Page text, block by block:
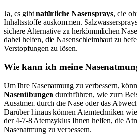
Ja, es gibt natürliche Nasensprays, die
Inhaltsstoffe auskommen.
sichere Alternative zu herkömmlichen
dabei helfen, die Nasenschleimhaut zu
Verstopfungen zu lösen.
Wie kann ich meine
Um Ihre Nasenatmung zu verbessern,
Nasenübungen durchführen, wie zum
Ausatmen durch die Nase oder das
Darüber hinaus können Atemtechniken
der 4-7-8 Atemzyklus Ihnen helfen, die
Nasenatmung zu verbessern.